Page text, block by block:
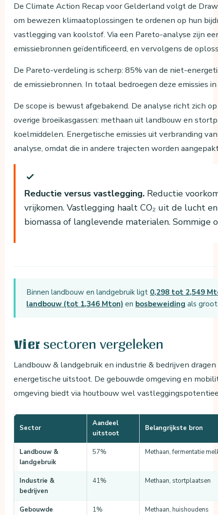
De Climate Action Recap voor Gelderland volgt de
om bewezen klimaatoplossingen te ordenen op hun
vastlegging van koolstof. Via een Pareto-analyse zijn
emissiebronnen geïdentificeerd, en vervolgens de
De Pareto-verdeling is scherp: 85% van de niet-
de emissiebronnen. In totaal bedroegen deze emissies
De scope is bewust afgebakend. De analyse richt zich
overige broeikasgassen: methaan uit landbouw en
koelmiddelen. Energetische emissies uit verbranding
analyse, omdat die in andere trajecten worden
Reductie versus vastlegging. Reductie
vrijkomen. Vastlegging haalt CO₂ uit de lucht
biomassa of langlevende materialen. Sommige
Binnen landbouw en landgebruik ligt 0,298 tot 2,549
landbouw (tot 1,346 Mton) en bosbeweiding als
Vier sectoren vergeleken
Landbouw & landgebruik en industrie & bedrijven
energetische uitstoot. De gebouwde omgeving en
omgeving biedt via houtbouw wel
Sector
Aandeel
uitstoot
Belangrijkste bron
Landbouw &
landgebruik
57% Methaan, fermentatie
Industrie &
bedrijven
41% Methaan, stortplaatsen
Gebouwde
1% Methaan, huishoudens